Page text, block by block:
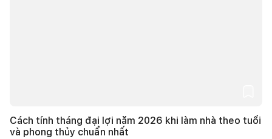
Cách tính tháng đại lợi năm 2026 khi làm nhà theo tuổi
và phong thủy chuẩn nhất